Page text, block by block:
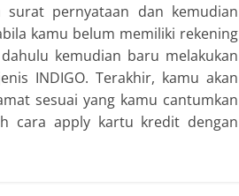
pernyataan dan kemudian
kamu belum memiliki rekening
kemudian baru melakukan
INDIGO. Terakhir, kamu akan
sesuai yang kamu cantumkan
cara apply kartu kredit dengan